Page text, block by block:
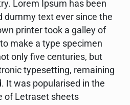
Lorem Ipsum has been
dummy text ever since the
printer took a galley of
make a type specimen
only five centuries, but
typesetting, remaining
It was popularised in the
of Letraset sheets